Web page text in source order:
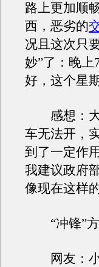
路上更加顺
西，恶劣的
况且这次只
妙”了：晚上
好，这个星
感想：大
车无法开，
到了一定作
我建议政府
像现在这样
“冲锋”方
网友：